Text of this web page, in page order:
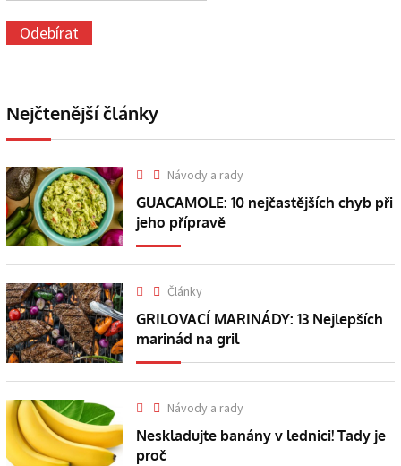
Nejčtenější články
Návody a rady
GUACAMOLE: 10 nejčastějších chyb při
jeho přípravě
Články
GRILOVACÍ MARINÁDY: 13 Nejlepších
marinád na gril
Návody a rady
Neskladujte banány v lednici! Tady je
proč